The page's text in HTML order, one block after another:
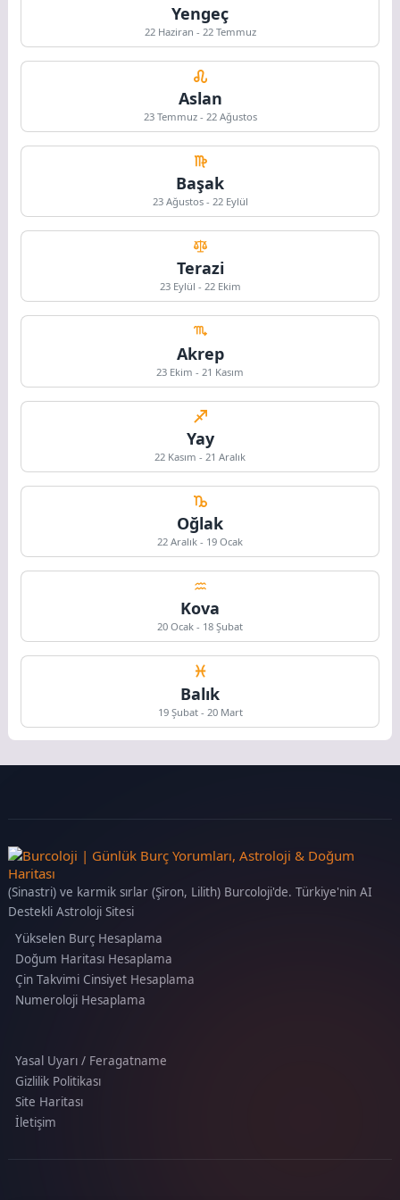
Yengeç
22 Haziran - 22 Temmuz
Aslan
23 Temmuz - 22 Ağustos
Başak
23 Ağustos - 22 Eylül
Terazi
23 Eylül - 22 Ekim
Akrep
23 Ekim - 21 Kasım
Yay
22 Kasım - 21 Aralık
Oğlak
22 Aralık - 19 Ocak
Kova
20 Ocak - 18 Şubat
Balık
19 Şubat - 20 Mart
(Sinastri) ve karmik sırlar (Şiron, Lilith) Burcoloji'de. Türkiye'nin AI
Destekli Astroloji Sitesi
Yükselen Burç Hesaplama
Doğum Haritası Hesaplama
Çin Takvimi Cinsiyet Hesaplama
Numeroloji Hesaplama
Yasal Uyarı / Feragatname
Gizlilik Politikası
Site Haritası
İletişim